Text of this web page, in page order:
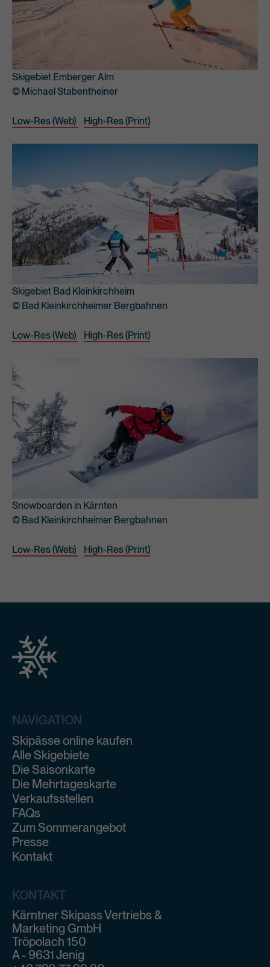
Skigebiet Emberger Alm
© Michael Stabentheiner
Low-Res (Web) High-Res (Print)
Skigebiet Bad Kleinkirchheim
© Bad Kleinkirchheimer Bergbahnen
Low-Res (Web) High-Res (Print)
Snowboarden in Kärnten
© Bad Kleinkirchheimer Bergbahnen
Low-Res (Web) High-Res (Print)
NAVIGATION
Skipässe online kaufen
Alle Skigebiete
Die Saisonkarte
Die Mehrtageskarte
Verkaufsstellen
FAQs
Zum Sommerangebot
Presse
Kontakt
KONTAKT
Kärntner Skipass Vertriebs &
Marketing GmbH
Tröpolach 150
A - 9631 Jenig